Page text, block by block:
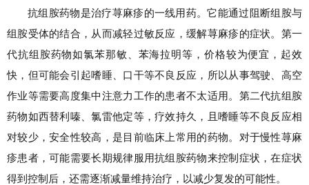
抗组胺药物是治疗荨麻疹的一线用药。它能通过阻断组胺与
组胺受体的结合，从而减轻过敏反应，缓解荨麻疹的症状。第一
代抗组胺药物如氯苯那敏、苯海拉明等，价格较为便宜，起效
快，但可能会引起嗜睡、口干等不良反应，所以从事驾驶、高空
作业等需要高度集中注意力工作的患者不太适用。第二代抗组胺
药物如西替利嗪、氯雷他定等，疗效持久，且嗜睡等不良反应相
对较少，安全性较高，是目前临床上常用的药物。对于慢性荨麻
疹患者，可能需要长期规律服用抗组胺药物来控制症状，在症状
得到控制后，还需逐渐减量维持治疗，以减少复发的可能性。